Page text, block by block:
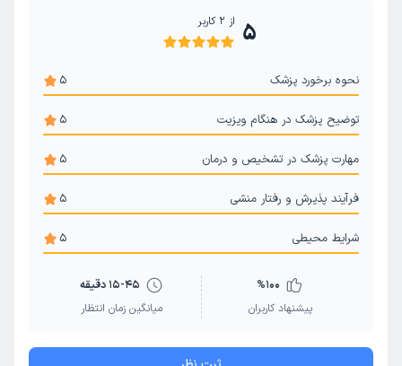
5 از 2 کاربر
نحوه برخورد پزشک 5
توضیح پزشک در هنگام ویزیت 5
مهارت پزشک در تشخیص و درمان 5
فرآیند پذیرش و رفتار منشی 5
شرایط محیطی 5
%100
پیشنهاد کاربران
15-45 دقیقه
میانگین زمان انتظار